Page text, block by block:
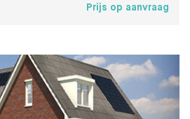
Prijs op aanvraag